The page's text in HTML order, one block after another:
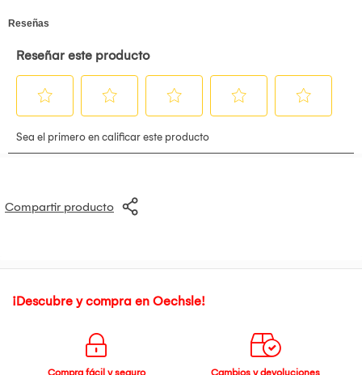
Compartir producto
¡Descubre y compra en Oechsle!